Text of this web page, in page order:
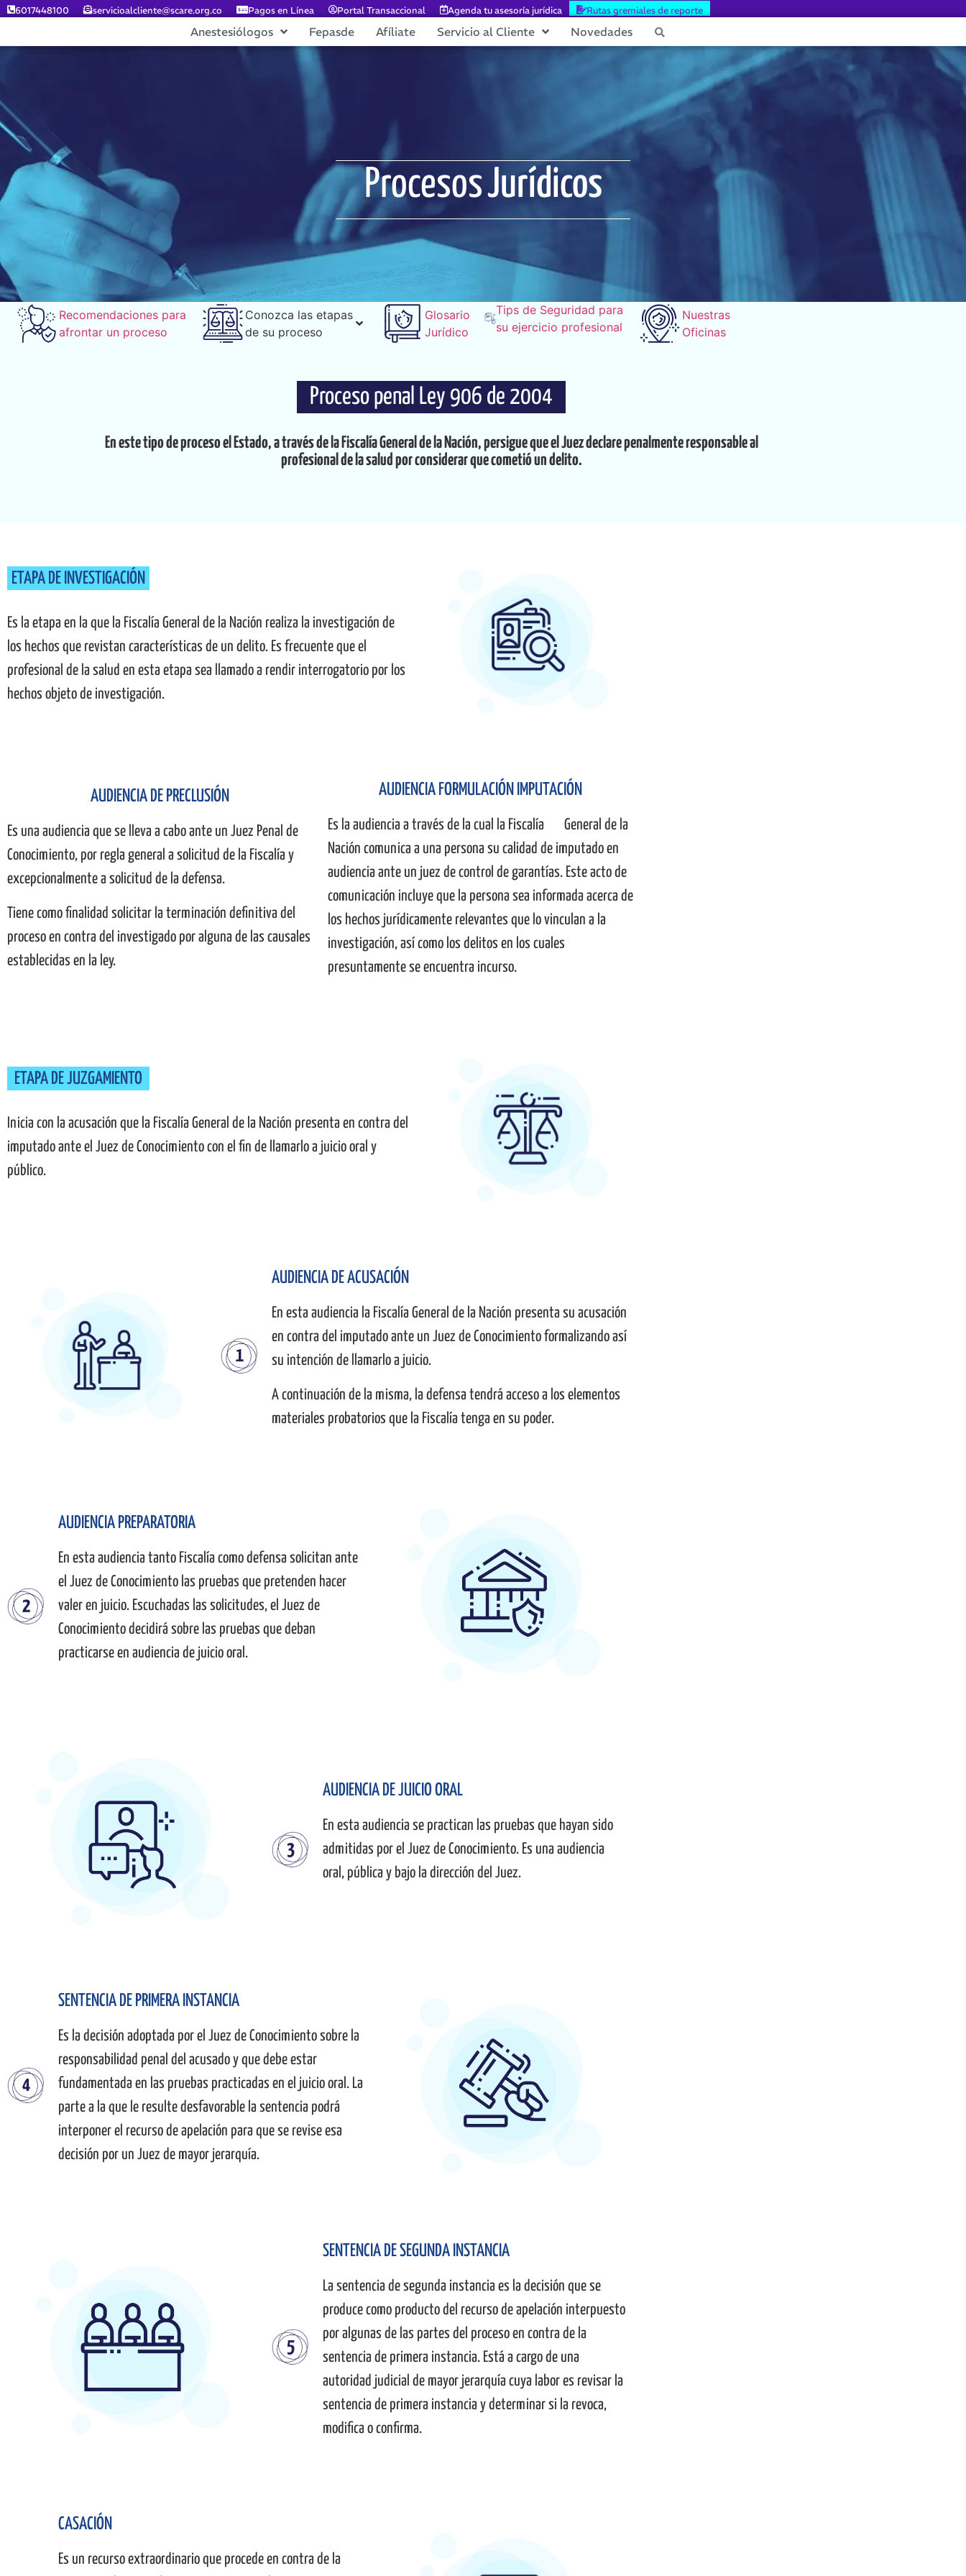
6017448100 servicioalcliente@scare.org.co Pagos en Línea Portal Transaccional Agenda tu asesoría jurídica Rutas gremiales de reporte
Anestesiólogos Fepasde Afíliate Servicio al Cliente Novedades
ProcesosJurídicos
Recomendaciones para
afrontar un proceso
Conozca las etapas
de su proceso
Glosario
Jurídico
Tips de Seguridad para
su ejercicio profesional
Nuestras
Oficinas
Proceso penal Ley 906 de 2004
En este tipo de proceso el Estado, a través de la Fiscalía General de la Nación, persigue que el Juez declare penalmente responsable al
profesional de la salud por considerar que cometió un delito.
ETAPA DE INVESTIGACIÓN
Es la etapa en la que la Fiscalía General de la Nación realiza la investigación de
los hechos que revistan características de un delito. Es frecuente que el
profesional de la salud en esta etapa sea llamado a rendir interrogatorio por los
hechos objeto de investigación.
AUDIENCIA DE PRECLUSIÓN
Es una audiencia que se lleva a cabo ante un Juez Penal de
Conocimiento, por regla general a solicitud de la Fiscalía y
excepcionalmente a solicitud de la defensa.
Tiene como finalidad solicitar la terminación definitiva del
proceso en contra del investigado por alguna de las causales
establecidas en la ley.
AUDIENCIA FORMULACIÓN IMPUTACIÓN
Es la audiencia a través de la cual la Fiscalía General de la
Nación comunica a una persona su calidad de imputado en
audiencia ante un juez de control de garantías. Este acto de
comunicación incluye que la persona sea informada acerca de
los hechos jurídicamente relevantes que lo vinculan a la
investigación, así como los delitos en los cuales
presuntamente se encuentra incurso.
ETAPA DE JUZGAMIENTO
Inicia con la acusación que la Fiscalía General de la Nación presenta en contra del
imputado ante el Juez de Conocimiento con el fin de llamarlo a juicio oral y
público.
AUDIENCIA DE ACUSACIÓN
En esta audiencia la Fiscalía General de la Nación presenta su acusación
en contra del imputado ante un Juez de Conocimiento formalizando así
su intención de llamarlo a juicio.
A continuación de la misma, la defensa tendrá acceso a los elementos
materiales probatorios que la Fiscalía tenga en su poder.
AUDIENCIA PREPARATORIA
En esta audiencia tanto Fiscalía como defensa solicitan ante
el Juez de Conocimiento las pruebas que pretenden hacer
valer en juicio. Escuchadas las solicitudes, el Juez de
Conocimiento decidirá sobre las pruebas que deban
practicarse en audiencia de juicio oral.
AUDIENCIA DE JUICIO ORAL
En esta audiencia se practican las pruebas que hayan sido
admitidas por el Juez de Conocimiento. Es una audiencia
oral, pública y bajo la dirección del Juez.
SENTENCIA DE PRIMERA INSTANCIA
Es la decisión adoptada por el Juez de Conocimiento sobre la
responsabilidad penal del acusado y que debe estar
fundamentada en las pruebas practicadas en el juicio oral. La
parte a la que le resulte desfavorable la sentencia podrá
interponer el recurso de apelación para que se revise esa
decisión por un Juez de mayor jerarquía.
SENTENCIA DE SEGUNDA INSTANCIA
La sentencia de segunda instancia es la decisión que se
produce como producto del recurso de apelación interpuesto
por algunas de las partes del proceso en contra de la
sentencia de primera instancia. Está a cargo de una
autoridad judicial de mayor jerarquía cuya labor es revisar la
sentencia de primera instancia y determinar si la revoca,
modifica o confirma.
CASACIÓN
Es un recurso extraordinario que procede en contra de la